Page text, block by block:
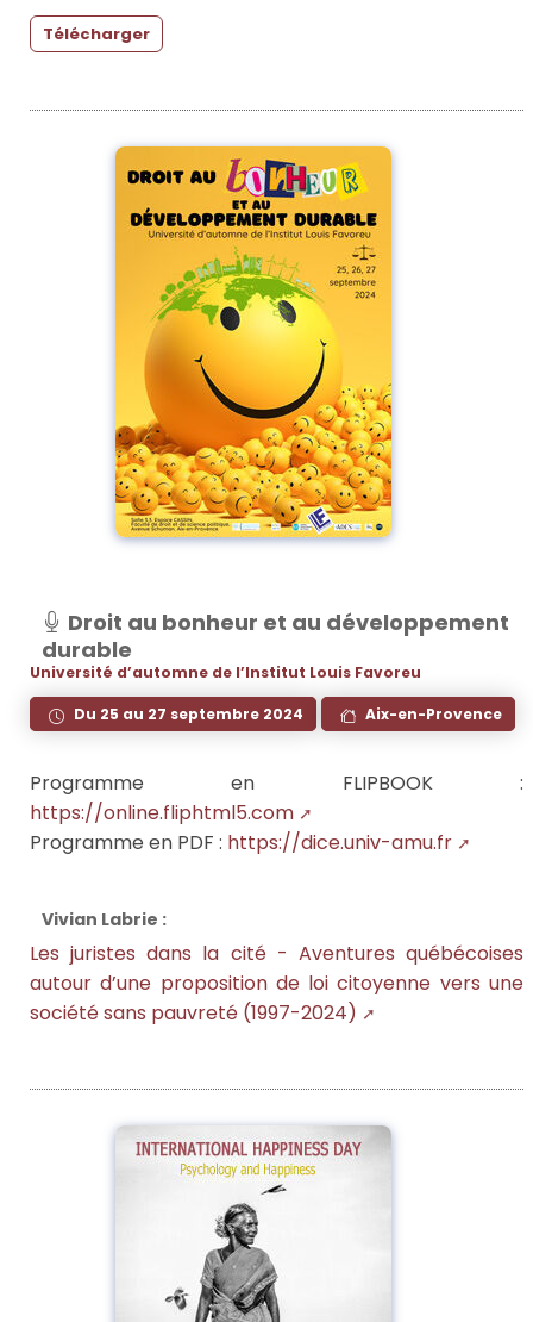
Télécharger
Droit au bonheur et au développement
durable
Université d’automne de l’Institut Louis Favoreu
Du 25 au 27 septembre 2024 Aix-en-Provence
Programme en FLIPBOOK :
https://online.fliphtml5.com
Programme en PDF : https://dice.univ-amu.fr
Vivian Labrie :
Les juristes dans la cité - Aventures québécoises
autour d’une proposition de loi citoyenne vers une
société sans pauvreté (1997-2024)